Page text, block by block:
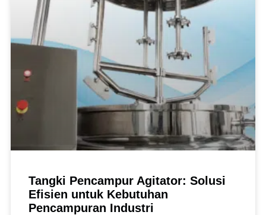
Tangki Pencampur Agitator: Solusi
Efisien untuk Kebutuhan
Pencampuran Industri